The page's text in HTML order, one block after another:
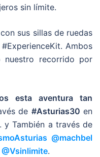
sin límite.
con sus sillas de ruedas
Ambos
nuestro recorrido por
esta aventura tan
de #Asturias30 en
y También a través de
@machbel
@Vsinlimite.